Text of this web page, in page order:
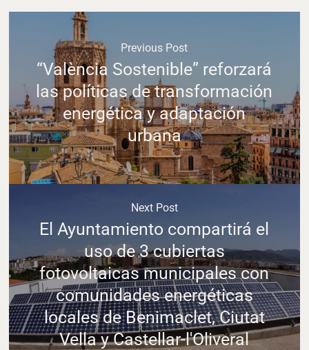
Previous Post
“València Sostenible” reforzará
las políticas de transformación
energética y adaptación
urbana
Next Post
El Ayuntamiento compartirá el
uso de 3 cubiertas
fotovoltaicas municipales con
comunidades energéticas
locales de Benimaclet, Ciutat
Vella y Castellar-l'Oliveral